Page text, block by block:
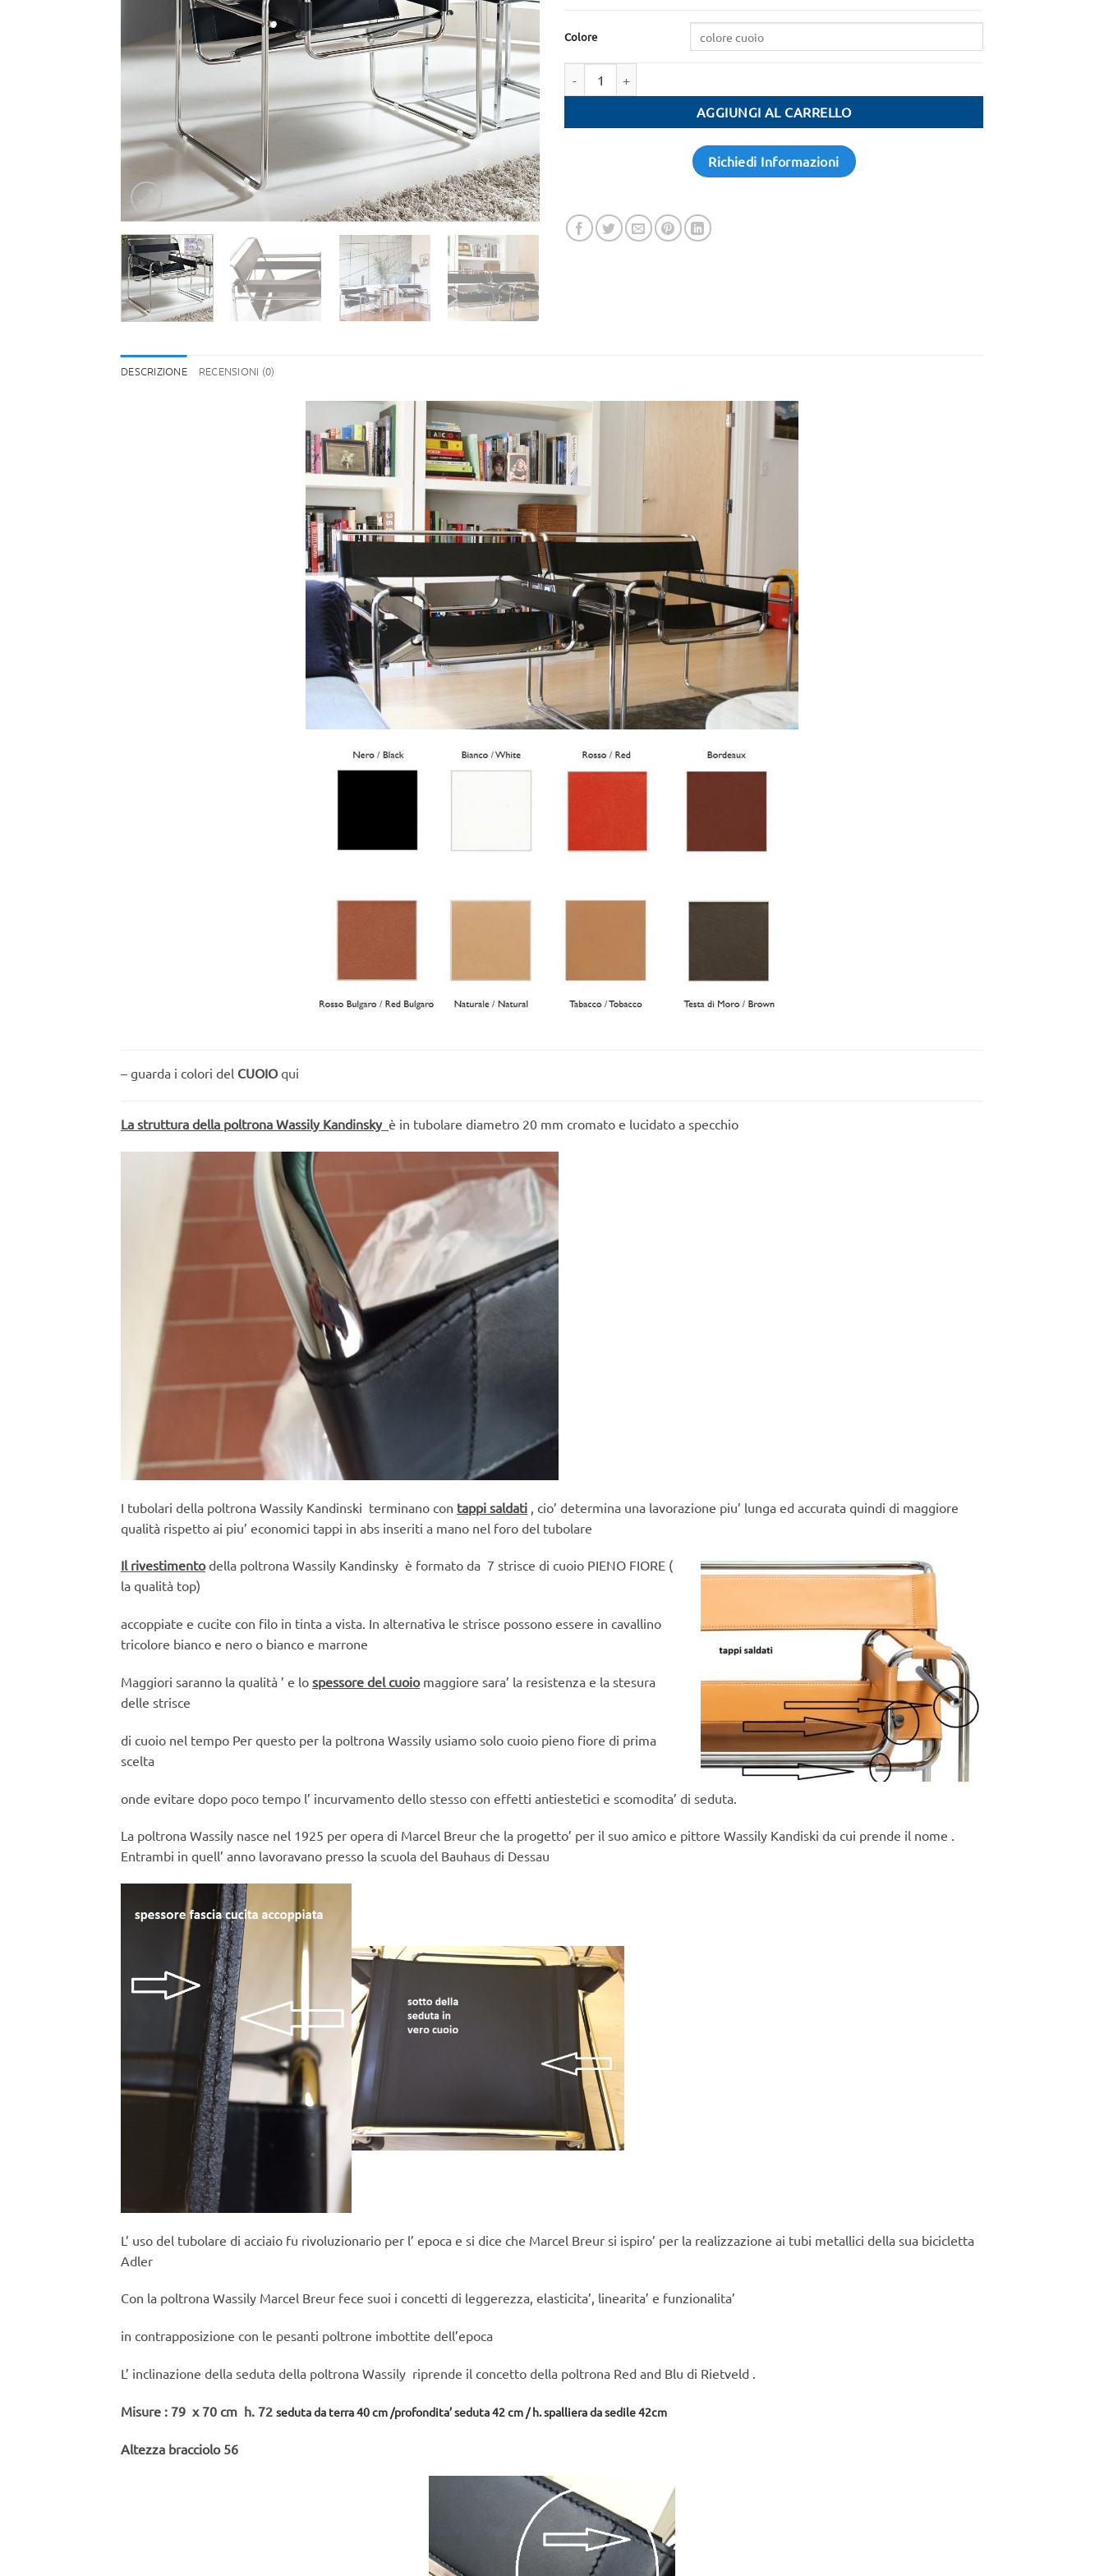
Colore
AGGIUNGI AL CARRELLO
Richiedi Informazioni
DESCRIZIONE RECENSIONI (0)
– guarda i colori del CUOIO qui
La struttura della poltrona Wassily Kandinsky è in tubolare diametro 20 mm cromato e lucidato a specchio
I tubolari della poltrona Wassily Kandinski terminano con tappi saldati , cio’ determina una lavorazione piu’ lunga ed accurata quindi di maggiore
qualità rispetto ai piu’ economici tappi in abs inseriti a mano nel foro del tubolare
Il rivestimentodella poltrona Wassily Kandinsky è formato da 7 strisce di cuoio PIENO FIORE (
la qualità top)
accoppiate e cucite con filo in tinta a vista. In alternativa le strisce possono essere in cavallino
tricolore bianco e nero o bianco e marrone
Maggiori saranno la qualità ’ e lo spessore del cuoiomaggiore sara’ la resistenza e la stesura
delle strisce
di cuoio nel tempo Per questo per la poltrona Wassily usiamo solo cuoio pieno fiore di prima
scelta
onde evitare dopo poco tempo l’ incurvamento dello stesso con effetti antiestetici e scomodita’ di seduta.
La poltrona Wassily nasce nel 1925 per opera di Marcel Breur che la progetto’ per il suo amico e pittore Wassily Kandiski da cui prende il nome .
Entrambi in quell’ anno lavoravano presso la scuola del Bauhaus di Dessau
L’ uso del tubolare di acciaio fu rivoluzionario per l’ epoca e si dice che Marcel Breur si ispiro’ per la realizzazione ai tubi metallici della sua bicicletta
Adler
Con la poltrona Wassily Marcel Breur fece suoi i concetti di leggerezza, elasticita’, linearita’ e funzionalita’
in contrapposizione con le pesanti poltrone imbottite dell’epoca
L’ inclinazione della seduta della poltrona Wassily riprende il concetto della poltrona Red and Blu di Rietveld .
Misure : 79 x 70 cm h. 72 seduta da terra 40 cm /profondita’ seduta 42 cm / h. spalliera da sedile 42cm
Altezza bracciolo 56